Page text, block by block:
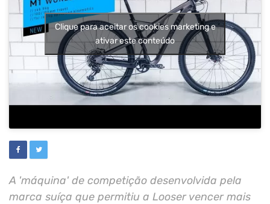
Clique para aceitar os cookies marketing e
ativar este conteúdo
A 'máquina' de competição desenvolvida pela
marca suíça que permitiu a Looser vencer mais